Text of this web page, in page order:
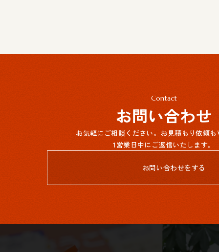
Contact
お問い合わせ
お気軽にご相談ください。お見積もり依頼
1営業日中にご返信いたします。
お問い合わせをする